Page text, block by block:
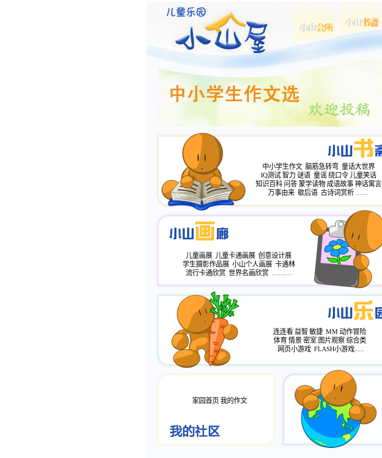
中小学生作文 脑筋急转弯 童话大世界
IQ测试 智力 谜语 童谣 绕口令 儿童笑话
知识百科 问答 蒙学读物 成语故事 神话寓言
万事由来 歇后语 古诗词赏析 ……
儿童画展 儿童卡通画展 创意设计展
学生摄影作品展 小山个人画展 卡通林
流行卡通欣赏 世界名画欣赏 ………
连连看 益智 敏捷 MM 动作冒险
体育 情景 密室 图片观察 综合类
网页小游戏 FLASH小游戏......
家园首页 我的作文